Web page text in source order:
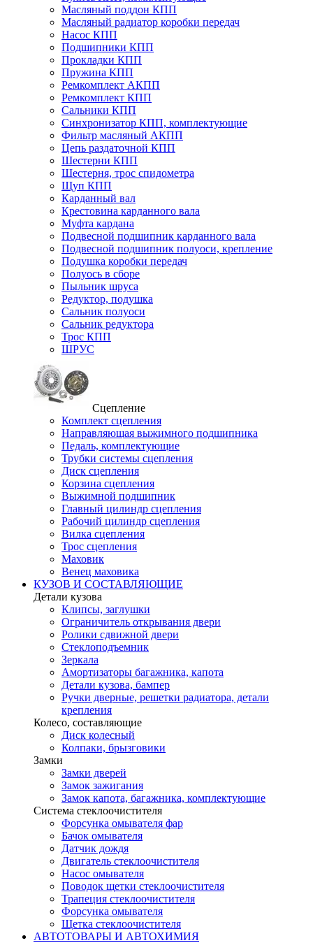
Масляный поддон КПП
Масляный радиатор коробки передач
Насос КПП
Подшипники КПП
Прокладки КПП
Пружина КПП
Ремкомплект АКПП
Ремкомплект КПП
Сальники КПП
Синхронизатор КПП, комплектующие
Фильтр масляный АКПП
Цепь раздаточной КПП
Шестерни КПП
Шестерня, трос спидометра
Щуп КПП
Карданный вал
Крестовина карданного вала
Муфта кардана
Подвесной подшипник карданного вала
Подвесной подшипник полуоси, крепление
Подушка коробки передач
Полуось в сборе
Пыльник шруса
Редуктор, подушка
Сальник полуоси
Сальник редуктора
Трос КПП
ШРУС
Сцепление
Комплект сцепления
Направляющая выжимного подшипника
Педаль, комплектующие
Трубки системы сцепления
Диск сцепления
Корзина сцепления
Выжимной подшипник
Главный цилиндр сцепления
Рабочий цилиндр сцепления
Вилка сцепления
Трос сцепления
Маховик
Венец маховика
КУЗОВ И СОСТАВЛЯЮЩИЕ
Детали кузова
Клипсы, заглушки
Ограничитель открывания двери
Ролики сдвижной двери
Стеклоподъемник
Зеркала
Амортизаторы багажника, капота
Детали кузова, бампер
Ручки дверные, решетки радиатора, детали
крепления
Колесо, составляющие
Диск колесный
Колпаки, брызговики
Замки
Замки дверей
Замок зажигания
Замок капота, багажника, комплектующие
Система стеклоочистителя
Форсунка омывателя фар
Бачок омывателя
Датчик дождя
Двигатель стеклоочистителя
Насос омывателя
Поводок щетки стеклоочистителя
Трапеция стеклоочистителя
Форсунка омывателя
Щетка стеклоочистителя
АВТОТОВАРЫ И АВТОХИМИЯ